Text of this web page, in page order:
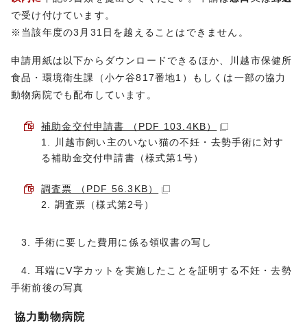
で受け付けています。
※当該年度の3月31日を越えることはできません。
申請用紙は以下からダウンロードできるほか、川越市保健所
食品・環境衛生課（小ケ谷817番地1）もしくは一部の協力
動物病院でも配布しています。
補助金交付申請書 （PDF 103.4KB）
1. 川越市飼い主のいない猫の不妊・去勢手術に対す
る補助金交付申請書（様式第1号）
調査票 （PDF 56.3KB）
2. 調査票（様式第2号）
3. 手術に要した費用に係る領収書の写し
4. 耳端にV字カットを実施したことを証明する不妊・去勢
手術前後の写真
協力動物病院